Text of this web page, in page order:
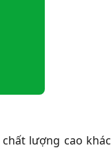
lượng cao khác